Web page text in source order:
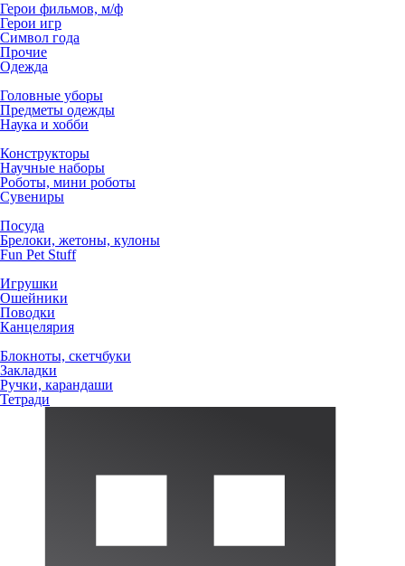
Герои фильмов, м/ф
Герои игр
Символ года
Прочие
Одежда
Головные уборы
Предметы одежды
Наука и хобби
Конструкторы
Научные наборы
Роботы, мини роботы
Сувениры
Посуда
Брелоки, жетоны, кулоны
Fun Pet Stuff
Игрушки
Ошейники
Поводки
Канцелярия
Блокноты, скетчбуки
Закладки
Ручки, карандаши
Тетради